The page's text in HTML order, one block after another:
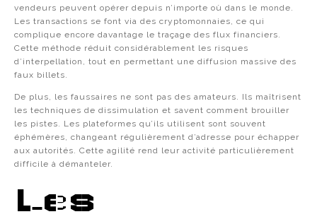
vendeurs peuvent opérer depuis n’importe où dans le monde.
Les transactions se font via des cryptomonnaies, ce qui
complique encore davantage le traçage des flux financiers.
Cette méthode réduit considérablement les risques
d’interpellation, tout en permettant une diffusion massive des
faux billets.
De plus, les faussaires ne sont pas des amateurs. Ils maîtrisent
les techniques de dissimulation et savent comment brouiller
les pistes. Les plateformes qu’ils utilisent sont souvent
éphémères, changeant régulièrement d’adresse pour échapper
aux autorités. Cette agilité rend leur activité particulièrement
difficile à démanteler.
Les